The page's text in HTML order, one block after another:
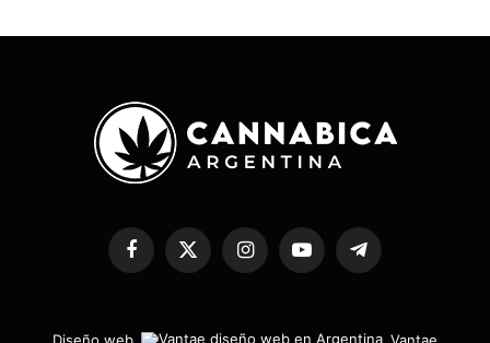
FacebookX
(Twitter)
InstagramYouTube Telegram
Diseño web Vantae